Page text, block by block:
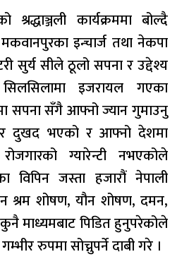
कार्यक्रममा बोल्दै
इन्चार्ज तथा नेकपा
सुर्य सीले ठूलो सपना र उद्देश्य
इजरायल गएका
सपना सँगै आफ्नो ज्यान गुमाउनु
र दुखद भएको र आफ्नो देशमा
ग्यारेन्टी नभएकोले
विपिन जस्ता हजारौं नेपाली
श्रम शोषण, यौन शोषण, दमन,
माध्यमबाट पिडित हुनुपरेकोले
रुपमा सोच्नुपर्ने दाबी गरे ।